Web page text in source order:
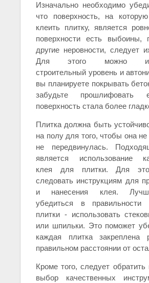
Изначально необходимо
что поверхность, на
клеить плитку, является
поверхности есть выбоины,
другие неровности, следует
Для этого можно
строительный уровень и
вы планируете покрывать
забудьте прошлифовать
поверхность стала более
Плитка должна быть
на полу для того, чтобы она
не передвинулась.
является использование
клея для плитки. Для
следовать инструкциям для
и нанесения клея.
убедиться в правильности
плитки - использовать
или шпильки. Это поможет
каждая плитка
правильном расстоянии от
Кроме того, следует
выбор качественных